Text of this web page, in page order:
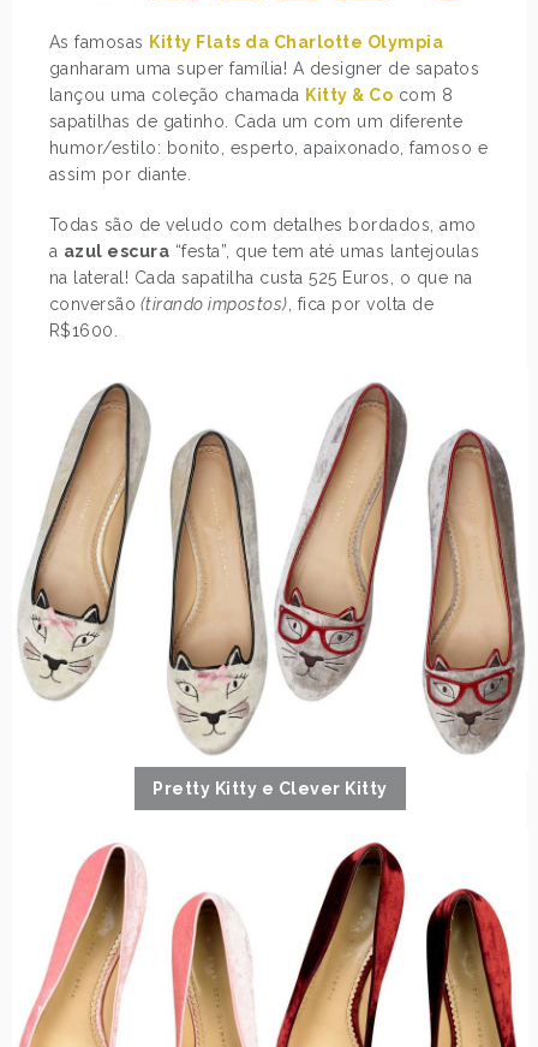
As famosas Kitty Flats da Charlotte Olympia
ganharam uma super família! A designer de sapatos
lançou uma coleção chamada Kitty & Co com 8
sapatilhas de gatinho. Cada um com um diferente
humor/estilo: bonito, esperto, apaixonado, famoso e
assim por diante.
Todas são de veludo com detalhes bordados, amo
a azul escura “festa”, que tem até umas lantejoulas
na lateral! Cada sapatilha custa 525 Euros, o que na
conversão (tirando impostos) , fica por volta de
R$1600.
Pretty Kitty e Clever Kitty